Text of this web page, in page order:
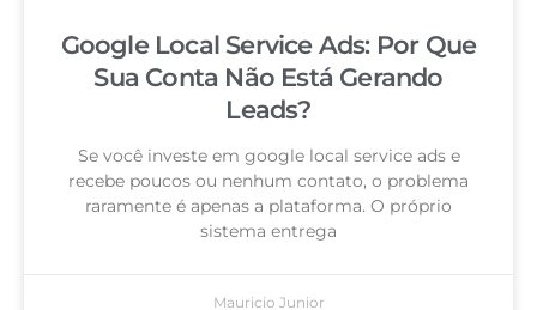
Google Local Service Ads: Por Que
Sua Conta Não Está Gerando
Leads?
Se você investe em google local service ads e
recebe poucos ou nenhum contato, o problema
raramente é apenas a plataforma. O próprio
sistema entrega
Mauricio Junior